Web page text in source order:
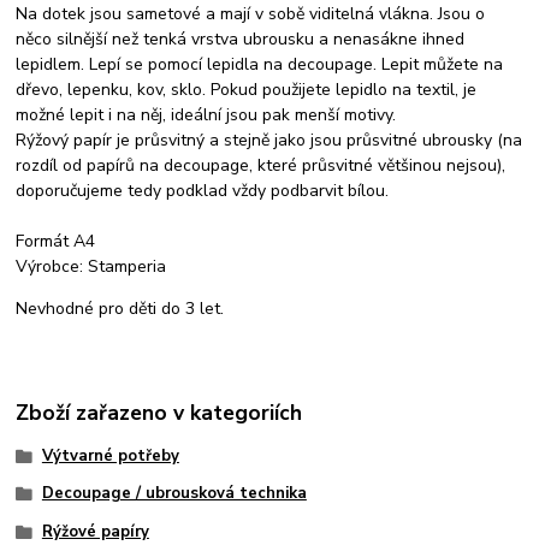
Na dotek jsou sametové a mají v sobě viditelná vlákna. Jsou o
něco silnější než tenká vrstva ubrousku a nenasákne ihned
lepidlem. Lepí se pomocí lepidla na decoupage. Lepit můžete na
dřevo, lepenku, kov, sklo. Pokud použijete lepidlo na textil, je
možné lepit i na něj, ideální jsou pak menší motivy.
Rýžový papír je průsvitný a stejně jako jsou průsvitné ubrousky (na
rozdíl od papírů na decoupage, které průsvitné většinou nejsou),
doporučujeme tedy podklad vždy podbarvit bílou.
Formát A4
Výrobce: Stamperia
Nevhodné pro děti do 3 let.
Zboží zařazeno v kategoriích
Výtvarné potřeby
Decoupage / ubrousková technika
Rýžové papíry